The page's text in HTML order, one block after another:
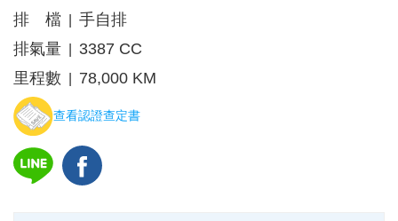
排 檔
手自排
排氣量
3387 CC
里程數
78,000 KM
查看認證查定書